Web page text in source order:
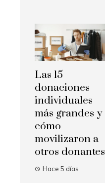
Las 15
donaciones
individuales
más grandes y
cómo
movilizaron a
otros donantes
Hace 5 días